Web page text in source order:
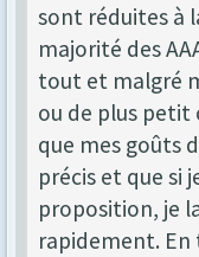
sont réduites à
majorité des
tout et malgré
ou de plus petit
que mes goûts
précis et que si
proposition, je
rapidement.